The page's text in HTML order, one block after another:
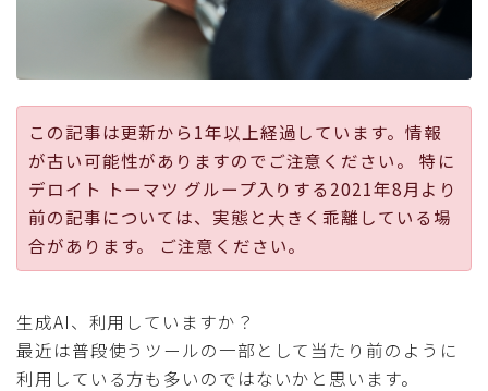
採用
公式ページ
この記事は更新から1年以上経過しています。情報
が古い可能性がありますのでご注意ください。 特に
デロイト トーマツ グループ入りする2021年8月より
前の記事については、実態と大きく乖離している場
合があります。 ご注意ください。
生成AI、利用していますか？
最近は普段使うツールの一部として当たり前のように
利用している方も多いのではないかと思います。